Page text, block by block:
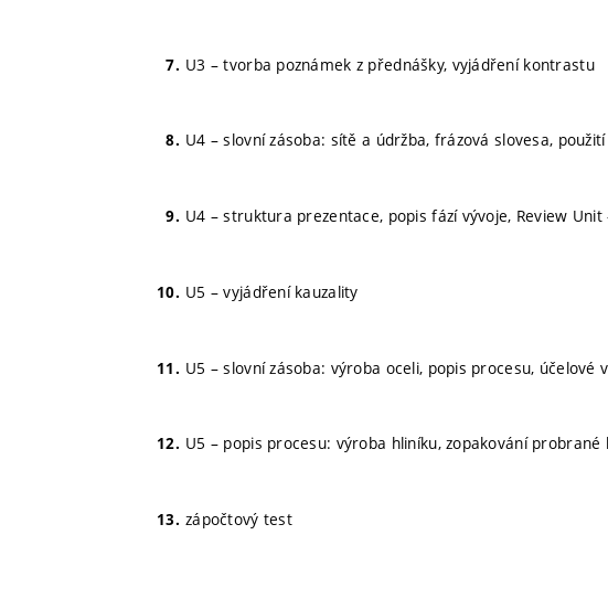
U3 – tvorba poznámek z přednášky, vyjádření kontrastu
U4 – slovní zásoba: sítě a údržba, frázová slovesa,
U4 – struktura prezentace, popis fází vývoje, Review
U5 – vyjádření kauzality
U5 – slovní zásoba: výroba oceli, popis procesu, účelové
U5 – popis procesu: výroba hliníku, zopakování probrané
zápočtový test